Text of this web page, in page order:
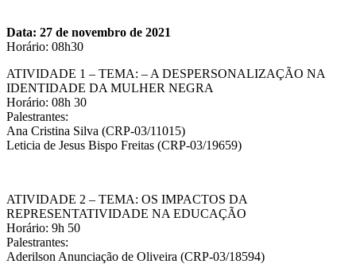
Data: 27 de novembro de 2021
Horário: 08h30
ATIVIDADE 1 – TEMA: – A DESPERSONALIZAÇÃO NA
IDENTIDADE DA MULHER NEGRA
Horário: 08h 30
Palestrantes:
Ana Cristina Silva (CRP-03/11015)
Leticia de Jesus Bispo Freitas (CRP-03/19659)
ATIVIDADE 2 – TEMA: OS IMPACTOS DA
REPRESENTATIVIDADE NA EDUCAÇÃO
Horário: 9h 50
Palestrantes:
Aderilson Anunciação de Oliveira (CRP-03/18594)